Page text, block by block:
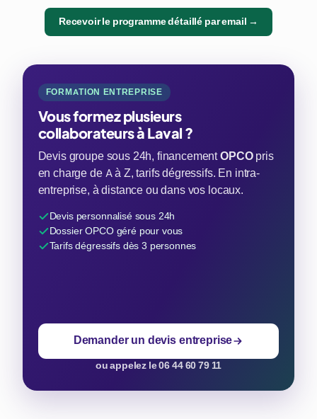
Recevoir le programme détaillé par email →
FORMATION ENTREPRISE
Vous formez plusieurs
collaborateurs à Laval ?
Devis groupe sous 24h, financementOPCOpris
en charge de A à Z, tarifs dégressifs. En intra-
entreprise, à distance ou dans vos locaux.
Devis personnalisé sous 24h
Dossier OPCO géré pour vous
Tarifs dégressifs dès 3 personnes
Demander un devis entreprise
ou appelez le 06 44 60 79 11